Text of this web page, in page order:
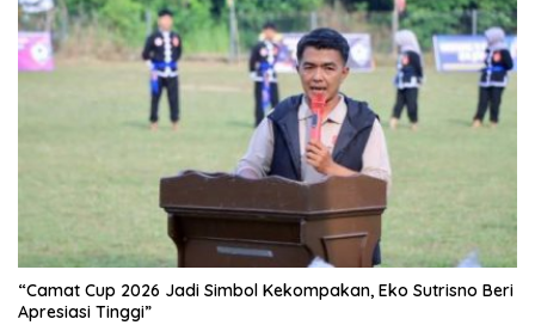
“Camat Cup 2026 Jadi Simbol Kekompakan, Eko Sutrisno Beri
Apresiasi Tinggi”